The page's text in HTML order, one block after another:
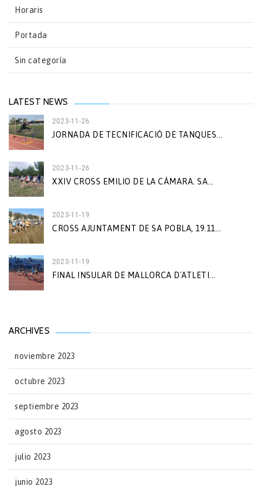
Horaris
Portada
Sin categoría
LATEST NEWS
2023-11-26
JORNADA DE TECNIFICACIÓ DE TANQUES...
2023-11-26
XXIV CROSS EMILIO DE LA CÁMARA. SA...
2023-11-19
CROSS AJUNTAMENT DE SA POBLA, 19.11...
2023-11-19
FINAL INSULAR DE MALLORCA D´ATLETI...
ARCHIVES
noviembre 2023
octubre 2023
septiembre 2023
agosto 2023
julio 2023
junio 2023